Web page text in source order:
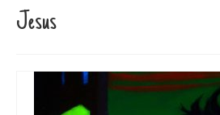
Biblisch
Engel und Geflügelte
Jesus